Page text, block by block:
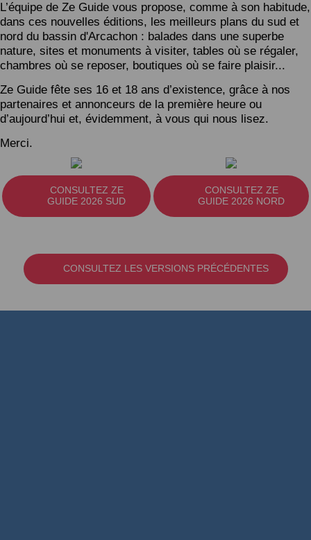
L’équipe de Ze Guide vous propose, comme à son habitude,
dans ces nouvelles éditions, les meilleurs plans du sud et
nord du bassin d'Arcachon : balades dans une superbe
nature, sites et monuments à visiter, tables où se régaler,
chambres où se reposer, boutiques où se faire plaisir...
Ze Guide fête ses 16 et 18 ans d’existence, grâce à nos
partenaires et annonceurs de la première heure ou
d’aujourd’hui et, évidemment, à vous qui nous lisez.
Merci.
CONSULTEZ ZE
GUIDE 2026 SUD
CONSULTEZ ZE
GUIDE 2026 NORD
CONSULTEZ LES VERSIONS PRÉCÉDENTES